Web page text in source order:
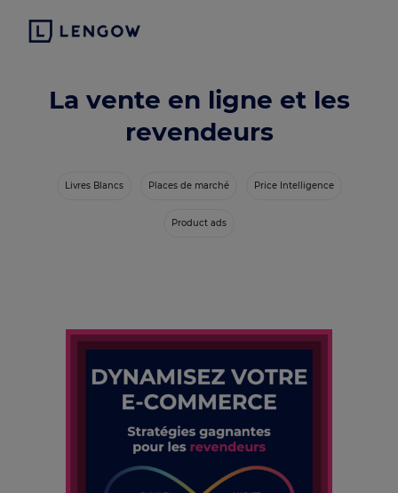
La vente en ligne et les
revendeurs
Livres Blancs Places de marché Price Intelligence
Product ads